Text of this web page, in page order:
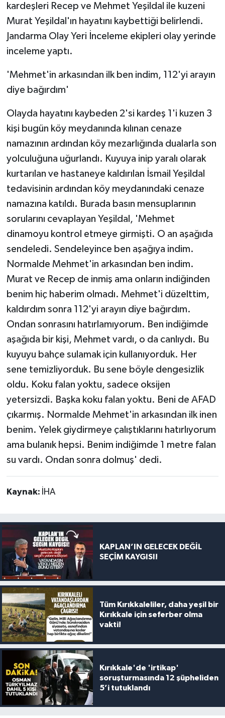
kardeşleri Recep ve Mehmet Yeşildal ile kuzeni
Murat Yeşildal'ın hayatını kaybettiği belirlendi.
Jandarma Olay Yeri İnceleme ekipleri olay yerinde
inceleme yaptı.
'Mehmet'in arkasından ilk ben indim, 112'yi arayın
diye bağırdım'
Olayda hayatını kaybeden 2'si kardeş 1'i kuzen 3
kişi bugün köy meydanında kılınan cenaze
namazının ardından köy mezarlığında dualarla son
yolculuğuna uğurlandı. Kuyuya inip yaralı olarak
kurtarılan ve hastaneye kaldırılan İsmail Yeşildal
tedavisinin ardından köy meydanındaki cenaze
namazına katıldı. Burada basın mensuplarının
sorularını cevaplayan Yeşildal, 'Mehmet
dinamoyu kontrol etmeye girmişti. O an aşağıda
sendeledi. Sendeleyince ben aşağıya indim.
Normalde Mehmet'in arkasından ben indim.
Murat ve Recep de inmiş ama onların indiğinden
benim hiç haberim olmadı. Mehmet'i düzelttim,
kaldırdım sonra 112'yi arayın diye bağırdım.
Ondan sonrasını hatırlamıyorum. Ben indiğimde
aşağıda bir kişi, Mehmet vardı, o da canlıydı. Bu
kuyuyu bahçe sulamak için kullanıyorduk. Her
sene temizliyorduk. Bu sene böyle dengesizlik
oldu. Koku falan yoktu, sadece oksijen
yetersizdi. Başka koku falan yoktu. Beni de AFAD
çıkarmış. Normalde Mehmet'in arkasından ilk inen
benim. Yelek giydirmeye çalıştıklarını hatırlıyorum
ama bulanık hepsi. Benim indiğimde 1 metre falan
su vardı. Ondan sonra dolmuş' dedi.
Kaynak: İHA
KAPLAN’IN GELECEK DEĞİL
SEÇİM KAYGISI!
Tüm Kırıkkaleliler, daha yeşil bir
Kırıkkale için seferber olma
vakti!
Kırıkkale'de 'irtikap'
soruşturmasında 12 şüpheliden
5’i tutuklandı